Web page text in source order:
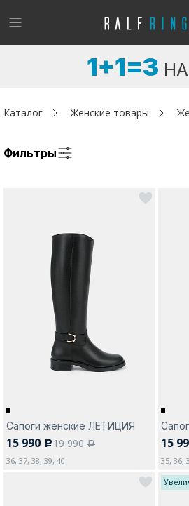
!
Женщинам
Акции / Новости
Адреса магазинов
Да, все верно
Возникли вопросы? - club@ralf.ru
1+1=3
Каталог Женские товары
Фильтры
Сапоги женские ЛЕТИЦИЯ
15 990 c19 990a
36, 37, 38, 39, 40
15
35, 36,